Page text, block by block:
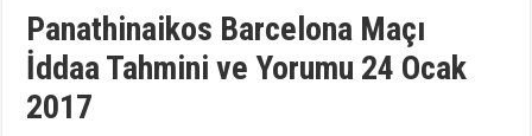
Panathinaikos Barcelona Maçı
İddaa Tahmini ve Yorumu 24 Ocak
2017